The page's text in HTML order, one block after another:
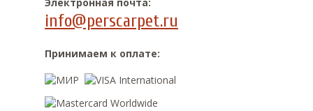
info@perscarpet.ru
Принимаем к оплате: